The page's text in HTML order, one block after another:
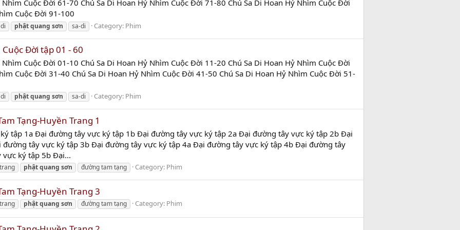
Cuộc Đời 61-70 Chú Sa Di Hoan Hỷ Nhìm Cuộc Đời 71-80 Chú Sa Di Hoan Hỷ Nhìm Cuộc Đời
Cuộc Đời 91-100
phậtquang sơn sa-di Category: Phim
Đời tập 01 - 60
Cuộc Đời 01-10 Chú Sa Di Hoan Hỷ Nhìm Cuộc Đời 11-20 Chú Sa Di Hoan Hỷ Nhìm Cuộc Đời
Cuộc Đời 31-40 Chú Sa Di Hoan Hỷ Nhìm Cuộc Đời 41-50 Chú Sa Di Hoan Hỷ Nhìm Cuộc Đời 51-
phậtquang sơn sa-di Category: Phim
Tạng-Huyền Trang 1
tập 1a Đại đường tây vực ký tập 1b Đại đường tây vực ký tập 2a Đại đường tây vực ký tập 2b Đại
tây vực ký tập 3b Đại đường tây vực ký tập 4a Đại đường tây vực ký tập 4b Đại đường tây
ký tập 5b Đại...
phậtquang sơn đường tam tạng Category: Phim
Tạng-Huyền Trang 3
phậtquang sơn đường tam tạng Category: Phim